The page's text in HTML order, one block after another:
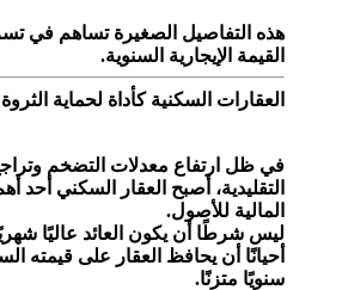
هذه التفاصيل الصغيرة تساهم في
القيمة الإيجارية السنوية.
العقارات السكنية كأداة لحماية الثروة
في ظل ارتفاع معدلات التضخم
التقليدية، أصبح العقار السكني أحد
المالية للأصول.
ليس شرطًا أن يكون العائد عاليًا
أحيانًا أن يحافظ العقار على قيمته
سنويًا متزنًا.